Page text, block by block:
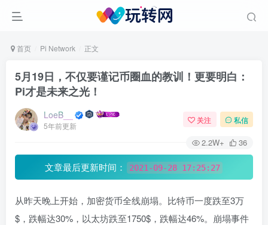
首页 Pi Network 正文
5月19日，不仅要谨记币圈血的教训！更要明白：
Pi才是未来之光！
LoeB__
5年前更新
关注 私信
2.2W+ 36
文章最后更新时间： 2021-09-28 17:25:27
从昨天晚上开始，加密货币全线崩塌。比特币一度跌至3万
$，跌幅达30%，以太坊跌至1750$，跌幅达46%。崩塌事件